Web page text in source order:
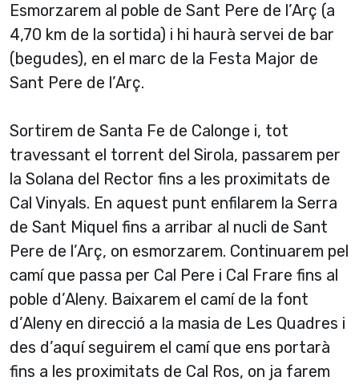
Esmorzarem al poble de Sant Pere de l’Arç (a
4,70 km de la sortida) i hi haurà servei de bar
(begudes), en el marc de la Festa Major de
Sant Pere de l’Arç.
Sortirem de Santa Fe de Calonge i, tot
travessant el torrent del Sirola, passarem per
la Solana del Rector fins a les proximitats de
Cal Vinyals. En aquest punt enfilarem la Serra
de Sant Miquel fins a arribar al nucli de Sant
Pere de l’Arç, on esmorzarem. Continuarem pel
camí que passa per Cal Pere i Cal Frare fins al
poble d’Aleny. Baixarem el camí de la font
d’Aleny en direcció a la masia de Les Quadres i
des d’aquí seguirem el camí que ens portarà
fins a les proximitats de Cal Ros, on ja farem